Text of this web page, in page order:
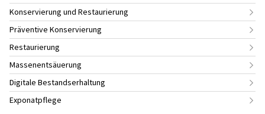
Konservierung und Restaurierung
Präventive Konservierung
Restaurierung
Massenentsäuerung
Digitale Bestandserhaltung
Exponatpflege